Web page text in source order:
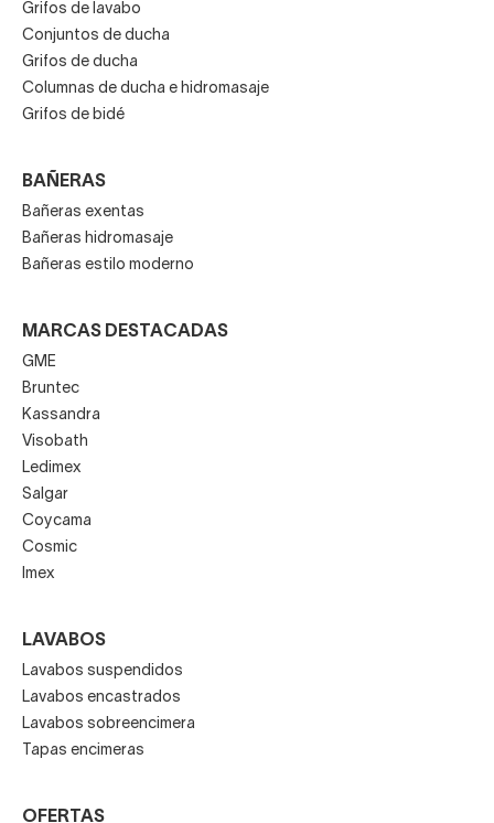
Grifos de lavabo
Conjuntos de ducha
Grifos de ducha
Columnas de ducha e hidromasaje
Grifos de bidé
BAÑERAS
Bañeras exentas
Bañeras hidromasaje
Bañeras estilo moderno
MARCAS DESTACADAS
GME
Bruntec
Kassandra
Visobath
Ledimex
Salgar
Coycama
Cosmic
Imex
LAVABOS
Lavabos suspendidos
Lavabos encastrados
Lavabos sobreencimera
Tapas encimeras
OFERTAS